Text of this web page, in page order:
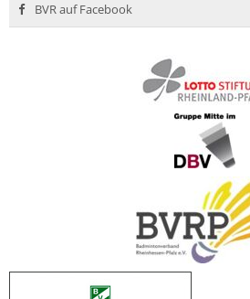
BVR auf Facebook